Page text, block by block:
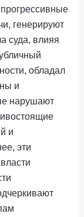
генерируют
суда, влияя
обладал
и
нарушают
и
эти